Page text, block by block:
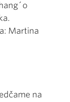
Martina
na